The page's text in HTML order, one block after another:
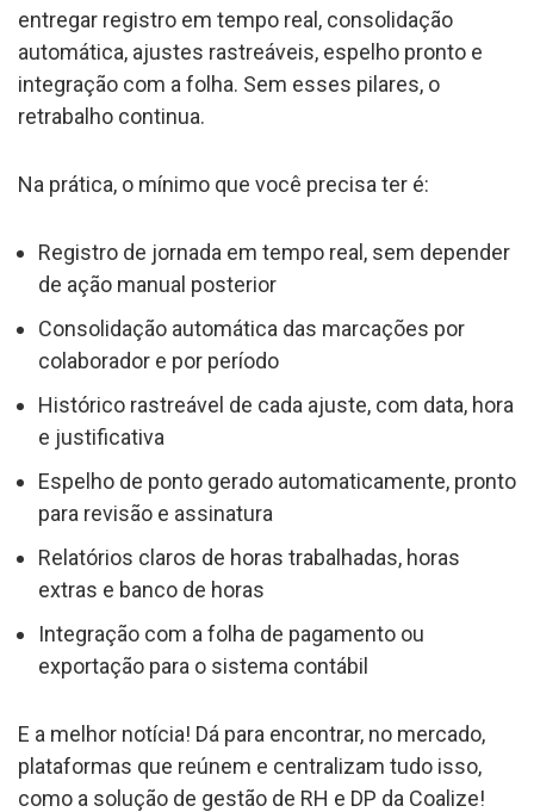
entregar registro em tempo real, consolidação
automática, ajustes rastreáveis, espelho pronto e
integração com a folha. Sem esses pilares, o
retrabalho continua.
Na prática, o mínimo que você precisa ter é:
Registro de jornada em tempo real, sem depender
de ação manual posterior
Consolidação automática das marcações por
colaborador e por período
Histórico rastreável de cada ajuste, com data, hora
e justificativa
Espelho de ponto gerado automaticamente, pronto
para revisão e assinatura
Relatórios claros de horas trabalhadas, horas
extras e banco de horas
Integração com a folha de pagamento ou
exportação para o sistema contábil
E a melhor notícia! Dá para encontrar, no mercado,
plataformas que reúnem e centralizam tudo isso,
como a solução de gestão de RH e DP da Coalize!